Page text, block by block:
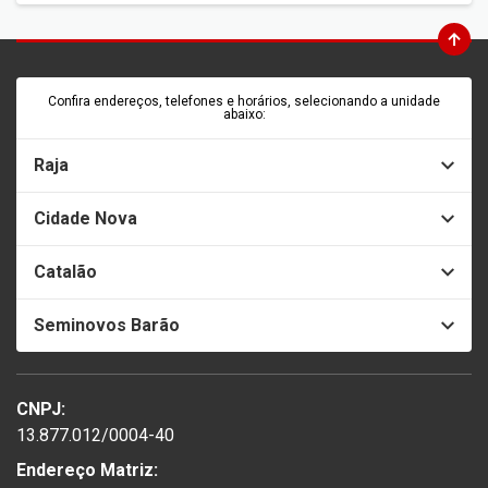
Confira endereços, telefones e horários, selecionando a unidade
abaixo:
Raja
Cidade Nova
Catalão
Seminovos Barão
CNPJ:
13.877.012/0004-40
Endereço Matriz: